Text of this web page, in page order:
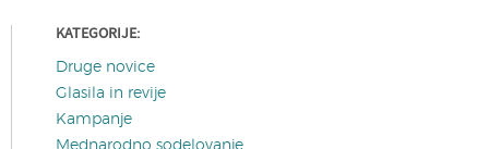
KATEGORIJE:
Druge novice
Glasila in revije
Kampanje